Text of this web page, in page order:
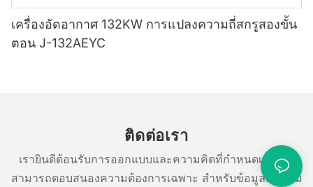
เครื่องอัดอากาศ 132KW การแปลงความถี่สกรูสองขั้น
ตอน J-132AEYC
ติดต่อเรา
เรายินดีต้อนรับการออกแบบและความคิดที่กำหนดเองและ
สามารถตอบสนองความต้องการเฉพาะ สำหรับข้อมูลเพิ่มเติม